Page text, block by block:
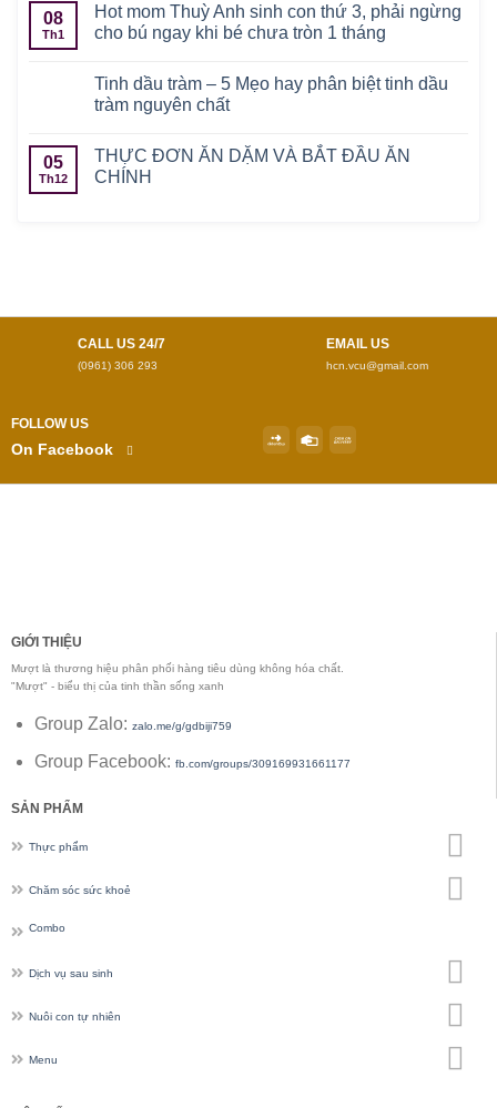
08
Th1
Hot mom Thuỳ Anh sinh con thứ 3, phải ngừng
cho bú ngay khi bé chưa tròn 1 tháng
Tinh dầu tràm – 5 Mẹo hay phân biệt tinh dầu
tràm nguyên chất
05
Th12
THỰC ĐƠN ĂN DẶM VÀ BẮT ĐẦU ĂN
CHÍNH
CALL US 24/7
(0961) 306 293
EMAIL US
hcn.vcu@gmail.com
FOLLOW US
On Facebook
GIỚI THIỆU
Mượt là thương hiệu phân phối hàng tiêu dùng không hóa chất.
"Mượt" - biểu thị của tinh thần sống xanh
Group Zalo: zalo.me/g/gdbiji759
Group Facebook: fb.com/groups/309169931661177
SẢN PHẨM
Thực phẩm
Chăm sóc sức khoẻ
Combo
Dịch vụ sau sinh
Nuôi con tự nhiên
Menu